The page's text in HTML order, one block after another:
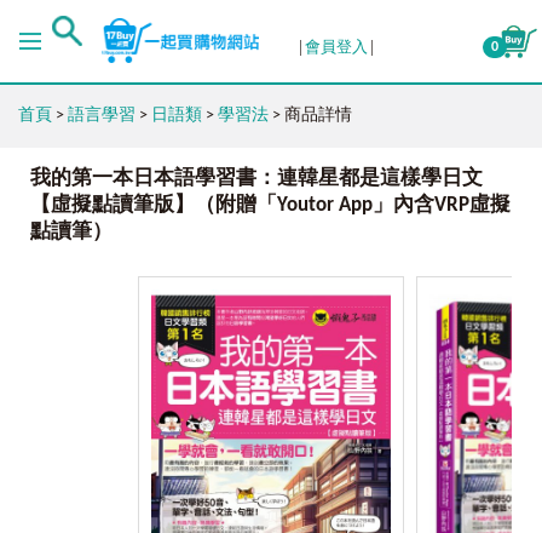
會員登入 0
首頁 > 語言學習 > 日語類 > 學習法 > 商品詳情
我的第一本日本語學習書：連韓星都是這樣學日文
【虛擬點讀筆版】（附贈「Youtor App」內含VRP虛擬
點讀筆）